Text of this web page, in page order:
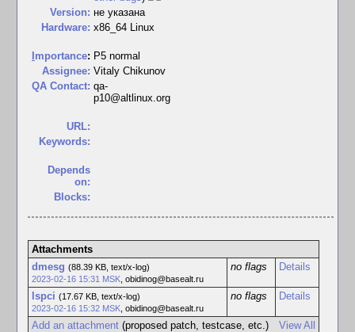
Version: не указана
Hardware: x86_64 Linux
mportance: P5 normal
Assignee: Vitaly Chikunov
QA Contact: qa-
p10@altlinux.org
URL:
Keywords:
Depends
on:
Blocks:
Attachments
dmesg (88.39 KB, text/x-log)
2023-02-16 15:31 MSK, obidinog@basealt.ru
no flags Details
lspci (17.67 KB, text/x-log)
2023-02-16 15:32 MSK, obidinog@basealt.ru
no flags Details
View All
Add an attachment(proposed patch, testcase, etc.)